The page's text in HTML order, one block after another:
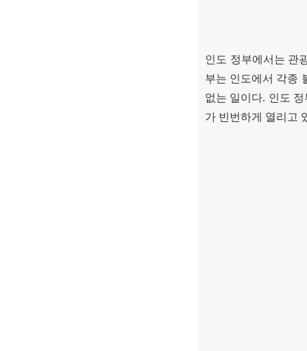
인도 정부에서는 관
부는 인도에서 각종
없는 일이다. 인도
가 빈번하게 열리고